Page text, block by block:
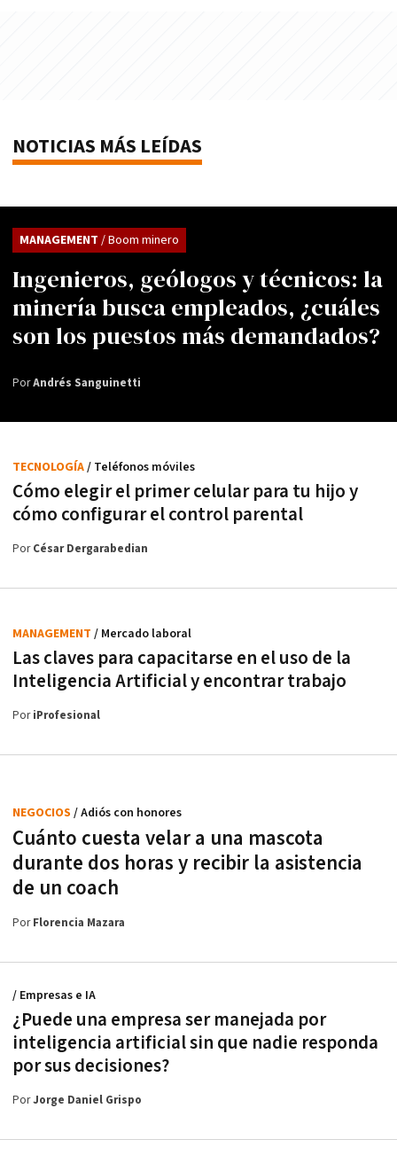
NOTICIAS MÁS LEÍDAS
Ingenieros, geólogos y técnicos: la
minería busca empleados, ¿cuáles
son los puestos más demandados?
MANAGEMENT / Boom minero
PorAndrés Sanguinetti
Cómo elegir el primer celular para tu hijo y
cómo configurar el control parental
TECNOLOGÍA/ Teléfonos móviles
PorCésar Dergarabedian
Las claves para capacitarse en el uso de la
Inteligencia Artificial y encontrar trabajo
MANAGEMENT / Mercado laboral
PoriProfesional
Cuánto cuesta velar a una mascota
durante dos horas y recibir la asistencia
de un coach
NEGOCIOS / Adiós con honores
PorFlorencia Mazara
¿Puede una empresa ser manejada por
inteligencia artificial sin que nadie responda
por sus decisiones?
/ Empresas e IA
PorJorge Daniel Grispo